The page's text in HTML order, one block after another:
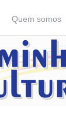
Quem somos